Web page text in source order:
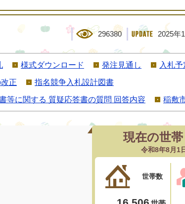
296380 2025年
様式ダウンロード 発注見通し 入札予
正 指名競争入札設計図書
等に関する 質疑応答書の質問 回答内容 稲敷